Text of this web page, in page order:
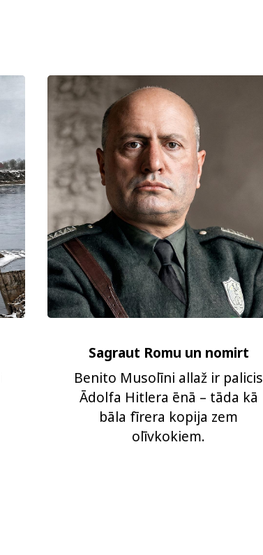
Sagraut Romu un nomirt
Benito Musolīni allaž ir palicis
Ādolfa Hitlera ēnā – tāda kā
bāla fīrera kopija zem
olīvkokiem.